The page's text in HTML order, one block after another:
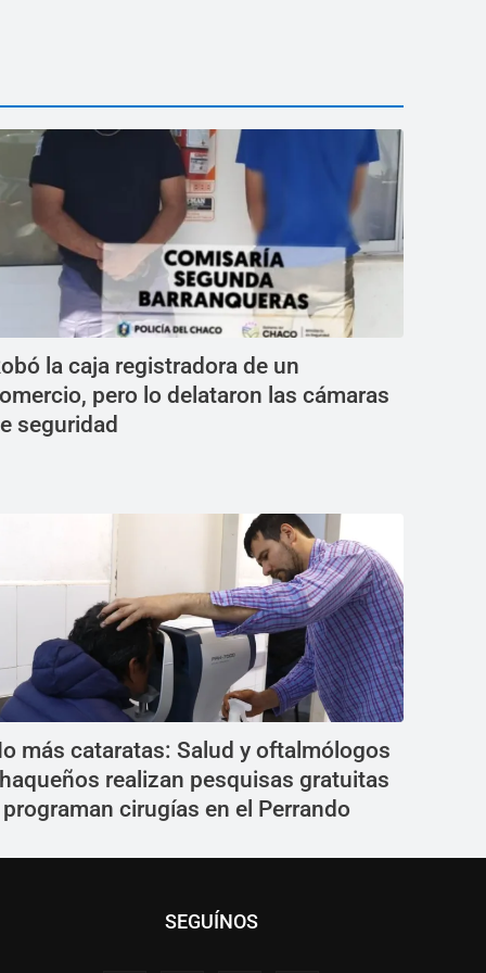
la caja registradora de un
pero lo delataron las cámaras
seguridad
más cataratas: Salud y oftalmólogos
realizan pesquisas gratuitas
cirugías en el Perrando
SEGUÍNOS